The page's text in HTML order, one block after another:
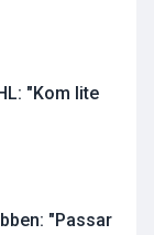
"Kom lite
"Passar